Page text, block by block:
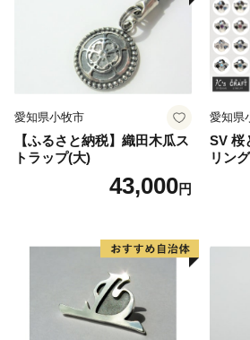
す。皆さんのふるさとである足立
にしませんか。
愛知県小牧市
【ふるさと納税】織田木瓜ス
トラップ(大)
43,000円
愛知県
SV 桜
リン